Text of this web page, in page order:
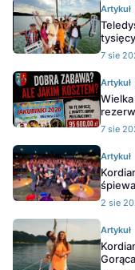
Artykuł
7 sie
Artykuł
Wielka
7 sie
Artykuł
2 sie
Artykuł